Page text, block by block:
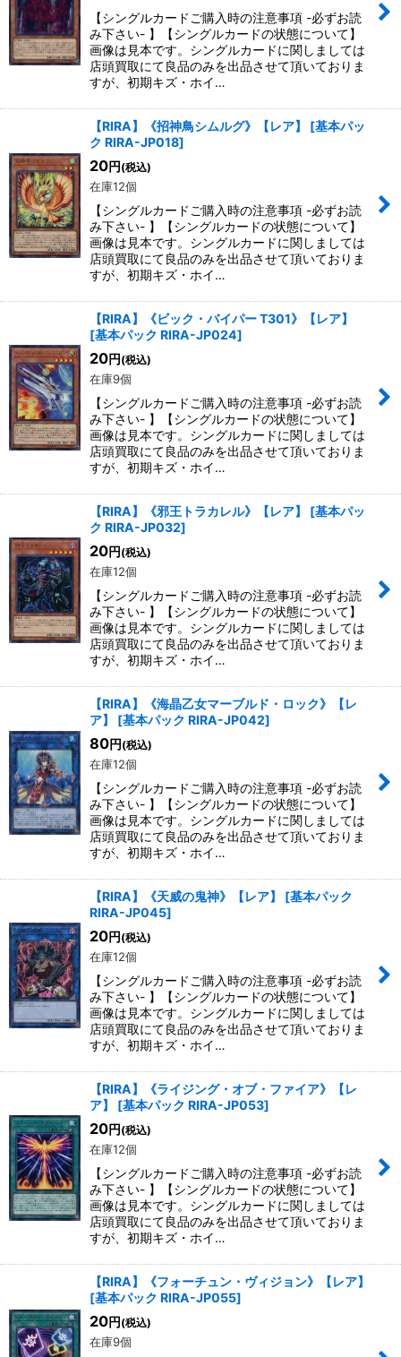
【シングルカードご購入時の注意事項 -必ずお読
み下さい- 】【シングルカードの状態について】
画像は見本です。シングルカードに関しましては
店頭買取にて良品のみを出品させて頂いておりま
すが、初期キズ・ホイ…
【RIRA】《招神鳥シムルグ》【レア】 [基本パッ
ク RIRA-JP018]
20円 (税込)
在庫12個
【シングルカードご購入時の注意事項 -必ずお読
み下さい- 】【シングルカードの状態について】
画像は見本です。シングルカードに関しましては
店頭買取にて良品のみを出品させて頂いておりま
すが、初期キズ・ホイ…
【RIRA】《ビック・バイパー T301》【レア】
[基本パック RIRA-JP024]
20円 (税込)
在庫9個
【シングルカードご購入時の注意事項 -必ずお読
み下さい- 】【シングルカードの状態について】
画像は見本です。シングルカードに関しましては
店頭買取にて良品のみを出品させて頂いておりま
すが、初期キズ・ホイ…
【RIRA】《邪王トラカレル》【レア】 [基本パッ
ク RIRA-JP032]
20円 (税込)
在庫12個
【シングルカードご購入時の注意事項 -必ずお読
み下さい- 】【シングルカードの状態について】
画像は見本です。シングルカードに関しましては
店頭買取にて良品のみを出品させて頂いておりま
すが、初期キズ・ホイ…
【RIRA】《海晶乙女マーブルド・ロック》【レ
ア】
[基本パック RIRA-JP042]
80円 (税込)
在庫12個
【シングルカードご購入時の注意事項 -必ずお読
み下さい- 】【シングルカードの状態について】
画像は見本です。シングルカードに関しましては
店頭買取にて良品のみを出品させて頂いておりま
すが、初期キズ・ホイ…
【RIRA】《天威の鬼神》【レア】 [基本パック
RIRA-JP045]
20円 (税込)
在庫12個
【シングルカードご購入時の注意事項 -必ずお読
み下さい- 】【シングルカードの状態について】
画像は見本です。シングルカードに関しましては
店頭買取にて良品のみを出品させて頂いておりま
すが、初期キズ・ホイ…
【RIRA】《ライジング・オブ・ファイア》【レ
ア】
[基本パック RIRA-JP053]
20円 (税込)
在庫12個
【シングルカードご購入時の注意事項 -必ずお読
み下さい- 】【シングルカードの状態について】
画像は見本です。シングルカードに関しましては
店頭買取にて良品のみを出品させて頂いておりま
すが、初期キズ・ホイ…
【RIRA】《フォーチュン・ヴィジョン》【レア】
[基本パック RIRA-JP055]
20円 (税込)
在庫9個